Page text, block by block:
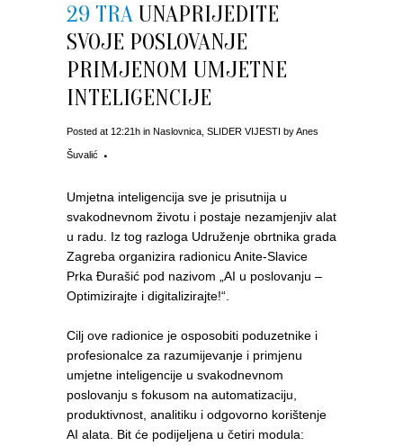
29 TRA UNAPRIJEDITE
SVOJE POSLOVANJE
PRIMJENOM UMJETNE
INTELIGENCIJE
Posted at 12:21h in Naslovnica SLIDER VIJESTI byAnes
Šuvalić
Umjetna inteligencija sve je prisutnija u
svakodnevnom životu i postaje nezamjenjiv alat
u radu. Iz tog razloga Udruženje obrtnika grada
Zagreba organizira radionicu Anite-Slavice
Prka Đurašić pod nazivom „AI u poslovanju –
Optimizirajte i digitalizirajte!“.
Cilj ove radionice je osposobiti poduzetnike i
profesionalce za razumijevanje i primjenu
umjetne inteligencije u svakodnevnom
poslovanju s fokusom na automatizaciju,
produktivnost, analitiku i odgovorno korištenje
AI alata. Bit će podijeljena u četiri modula: